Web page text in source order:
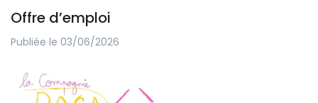
Offre d’emploi
Publiée le 03/06/2026